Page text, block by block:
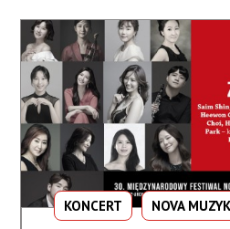
KONCERT NOVA